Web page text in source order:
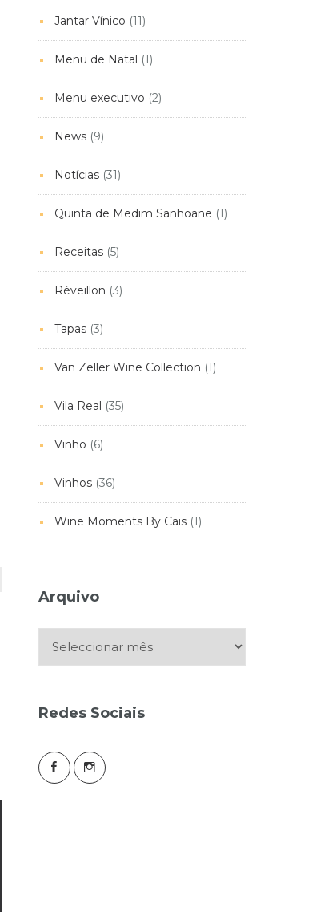
Jantar Vínico (11)
Menu de Natal (1)
Menu executivo (2)
News(9)
Notícias(31)
Quinta de Medim Sanhoane (1)
Receitas(5)
Réveillon (3)
Tapas(3)
Van Zeller Wine Collection (1)
Vila Real (35)
Vinho (6)
Vinhos(36)
Wine Moments By Cais(1)
Arquivo
Redes Sociais